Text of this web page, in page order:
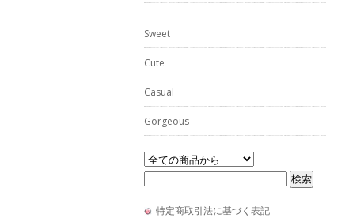
Sweet
Cute
Casual
Gorgeous
特定商取引法に基づく表記